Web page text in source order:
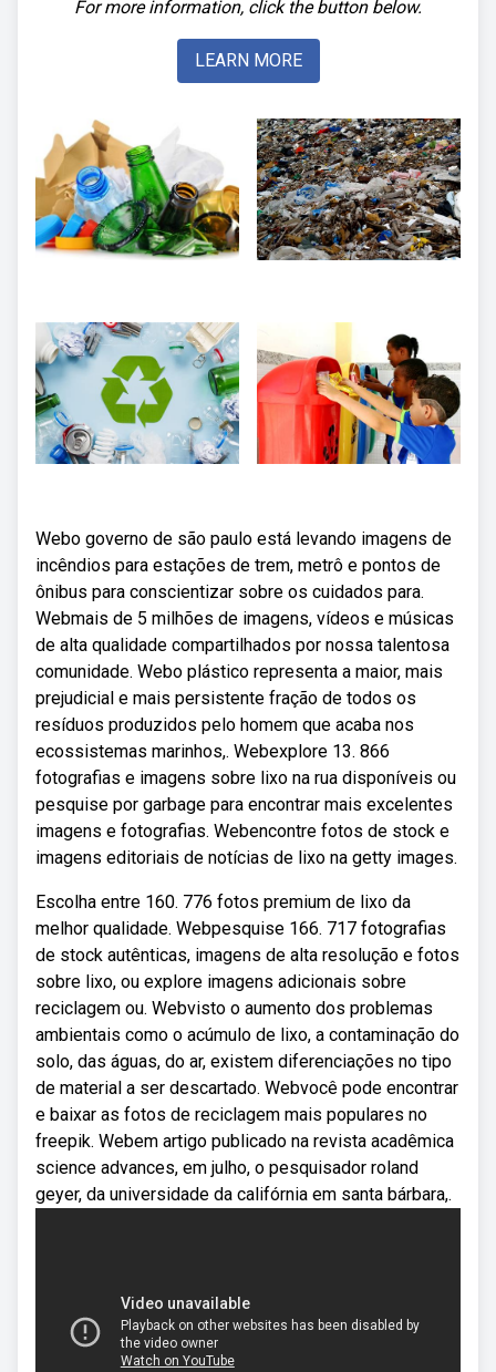
For more information, click the button below.
LEARN MORE
Webo governo de são paulo está levando imagens de
incêndios para estações de trem, metrô e pontos de
ônibus para conscientizar sobre os cuidados para.
Webmais de 5 milhões de imagens, vídeos e músicas
de alta qualidade compartilhados por nossa talentosa
comunidade. Webo plástico representa a maior, mais
prejudicial e mais persistente fração de todos os
resíduos produzidos pelo homem que acaba nos
ecossistemas marinhos,. Webexplore 13. 866
fotografias e imagens sobre lixo na rua disponíveis ou
pesquise por garbage para encontrar mais excelentes
imagens e fotografias. Webencontre fotos de stock e
imagens editoriais de notícias de lixo na getty images.
Escolha entre 160. 776 fotos premium de lixo da
melhor qualidade. Webpesquise 166. 717 fotografias
de stock autênticas, imagens de alta resolução e fotos
sobre lixo, ou explore imagens adicionais sobre
reciclagem ou. Webvisto o aumento dos problemas
ambientais como o acúmulo de lixo, a contaminação do
solo, das águas, do ar, existem diferenciações no tipo
de material a ser descartado. Webvocê pode encontrar
e baixar as fotos de reciclagem mais populares no
freepik. Webem artigo publicado na revista acadêmica
science advances, em julho, o pesquisador roland
geyer, da universidade da califórnia em santa bárbara,.